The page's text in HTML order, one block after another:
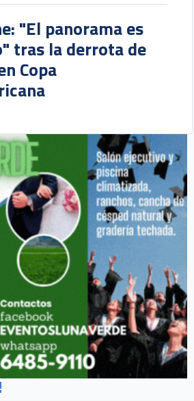
"El panorama es
tras la derrota de
Copa